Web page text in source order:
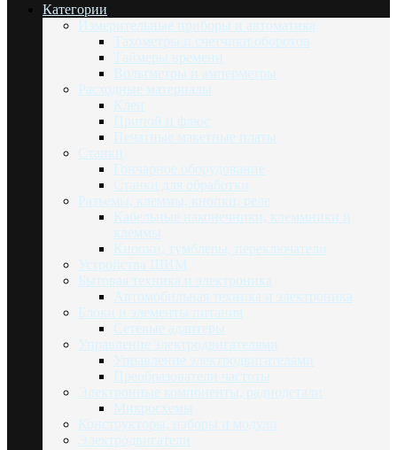
Категории
Измерительные приборы и автоматика
Тахометры и счетчики оборотов
Таймеры времени
Вольтметры и амперметры
Расходные материалы
Клеи
Припой и флюс
Печатные макетные платы
Станки
Гончарное оборудование
Станки для обработки
Разъемы, клеммы, кнопки, реле
Кабельные наконечники, клеммники и
клеммы
Кнопки, тумблеры, переключатели
Устройства ШИМ
Бытовая техника и электроника
Автомобильная техника и электроника
Блоки и элементы питания
Сетевые адаптеры
Управление электродвигателями
Управление электродвигателями
Преобразователи частоты
Электронные компоненты, радиодетали
Микросхемы
Конструкторы, наборы и модули
Электродвигатели